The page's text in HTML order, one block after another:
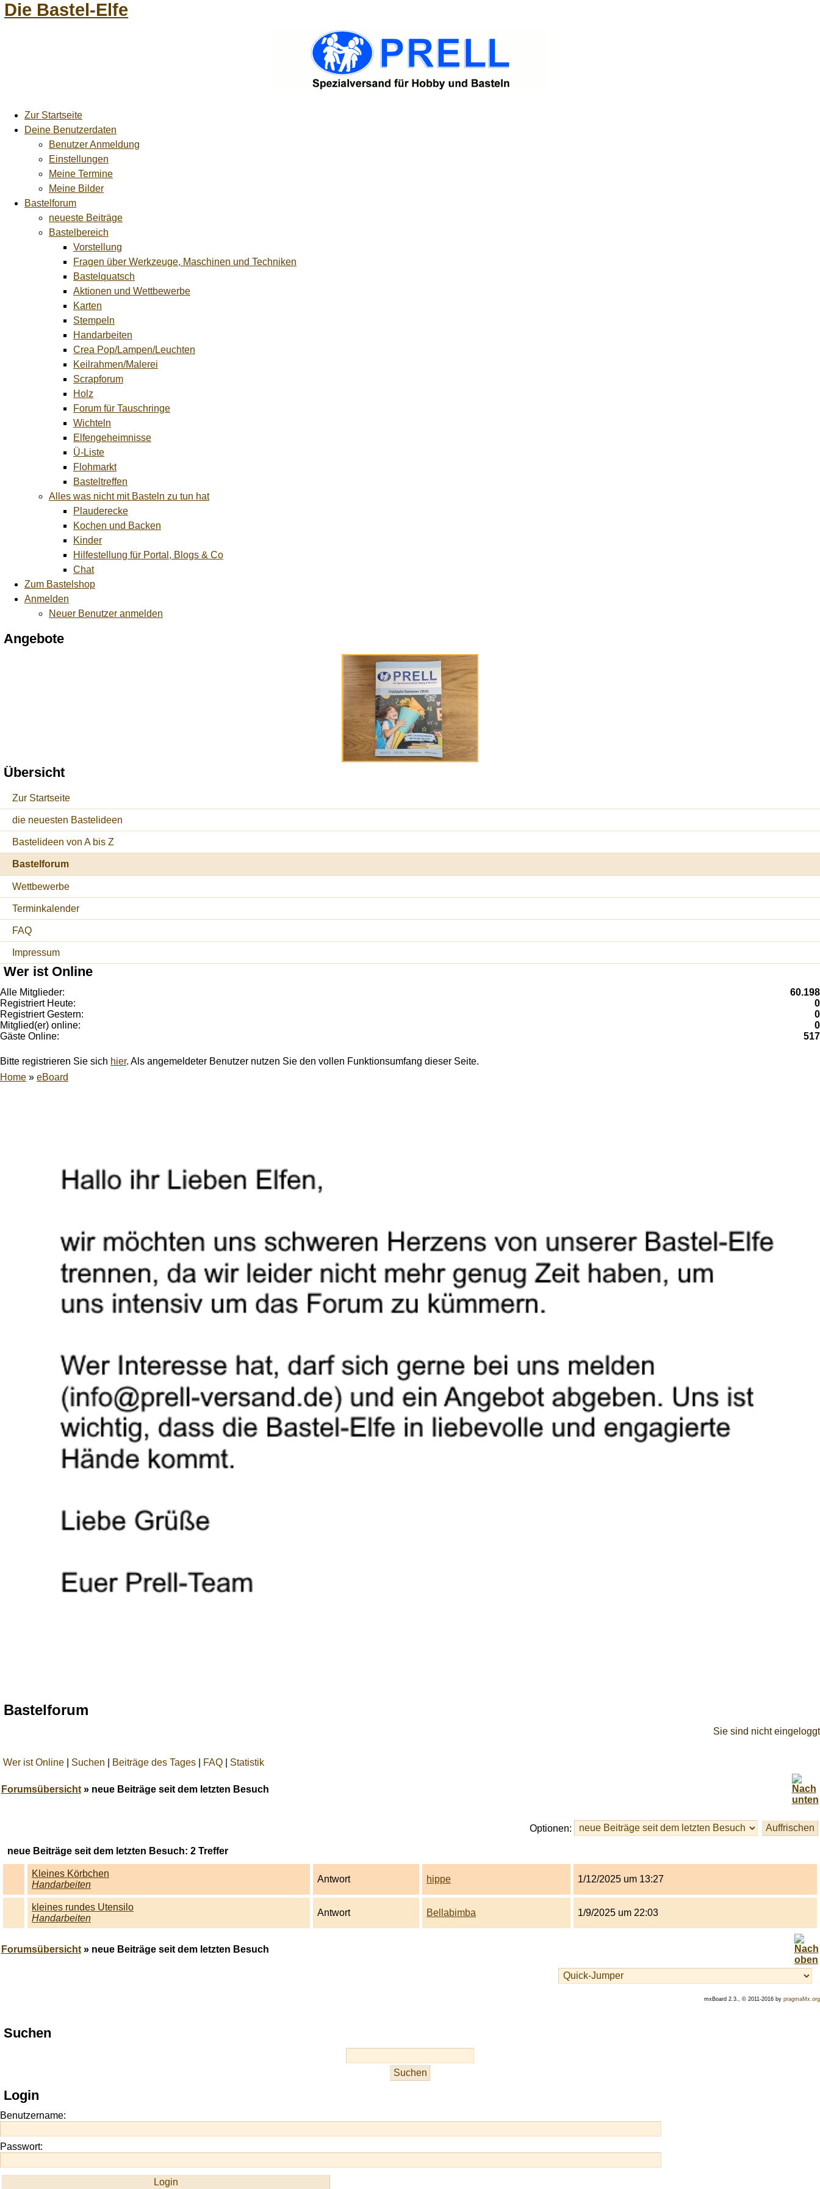
Die Bastel-Elfe
Zur Startseite
Deine Benutzerdaten
Benutzer Anmeldung
Einstellungen
Meine Termine
Meine Bilder
Bastelforum
neueste Beiträge
Bastelbereich
Vorstellung
Fragen über Werkzeuge, Maschinen und Techniken
Bastelquatsch
Aktionen und Wettbewerbe
Karten
Stempeln
Handarbeiten
Crea Pop/Lampen/Leuchten
Keilrahmen/Malerei
Scrapforum
Holz
Forum für Tauschringe
Wichteln
Elfengeheimnisse
Ü-Liste
Flohmarkt
Basteltreffen
Alles was nicht mit Basteln zu tun hat
Plauderecke
Kochen und Backen
Kinder
Hilfestellung für Portal, Blogs & Co
Chat
Zum Bastelshop
Anmelden
Neuer Benutzer anmelden
Angebote
Übersicht
Zur Startseite
die neuesten Bastelideen
Bastelideen von A bis Z
Bastelforum
Wettbewerbe
Terminkalender
FAQ
Impressum
Wer ist Online
Alle Mitglieder:
60.198
Registriert Heute:
0
Registriert Gestern:
0
Mitglied(er) online:
0
Gäste Online:
517
Bitte registrieren Sie sich hier. Als angemeldeter Benutzer nutzen Sie den vollen Funktionsumfang dieser Seite.
Home » eBoard
Bastelforum
Sie sind nicht eingeloggt
Wer ist Online Suchen Beiträge des Tages FAQ Statistik
Forumsübersicht» neue Beiträge seit dem letzten Besuch
live
casino
reviews.
Optionen:
neue Beiträge seit dem letzten Besuch: 2 Treffer
Kleines Körbchen
Handarbeiten
Antwort hippe 1/12/2025 um 13:27
kleines rundes Utensilo
Handarbeiten
Antwort Bellabimba 1/9/2025 um 22:03
Forumsübersicht» neue Beiträge seit dem letzten Besuch
mxBoard 2.3., © 2011-2016 by pragmaMx.org
Play
best
site
https://onlineslots.money/
Suchen
Login
Benutzername:
Passwort: